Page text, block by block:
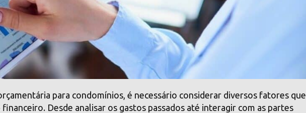
para condomínios, é necessário considerar diversos fatores que
Desde analisar os gastos passados até interagir com as partes